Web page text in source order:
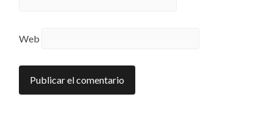
Web